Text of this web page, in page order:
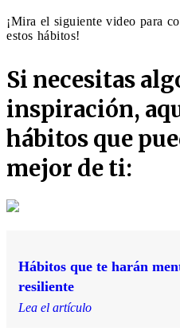
¡Mira el siguiente video para
estos hábitos!
Si necesitas
inspiración,
hábitos que
mejor de ti:
Hábitos que te harán
resiliente
Lea el artículo